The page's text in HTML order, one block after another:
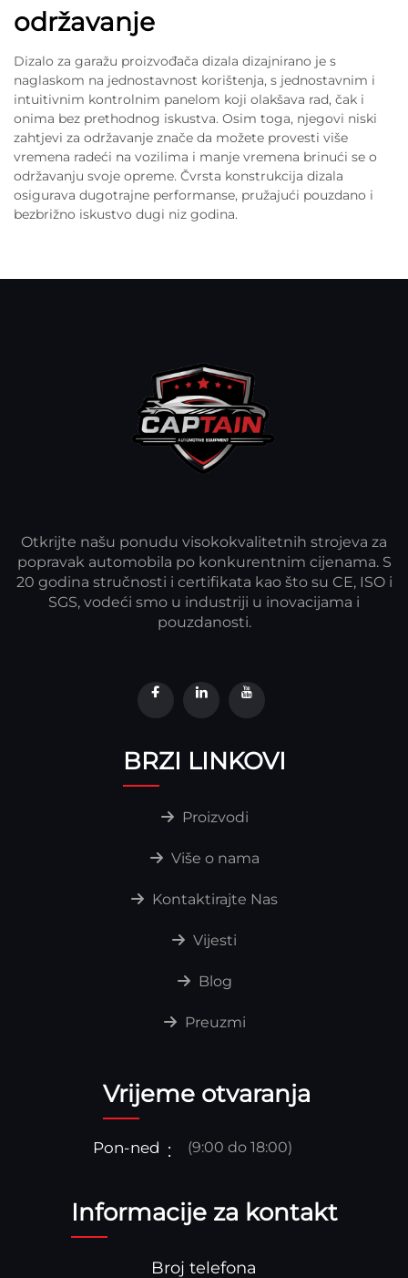
održavanje
Dizalo za garažu proizvođača dizala dizajnirano je s
naglaskom na jednostavnost korištenja, s jednostavnim i
intuitivnim kontrolnim panelom koji olakšava rad, čak i
onima bez prethodnog iskustva. Osim toga, njegovi niski
zahtjevi za održavanje znače da možete provesti više
vremena radeći na vozilima i manje vremena brinući se o
održavanju svoje opreme. Čvrsta konstrukcija dizala
osigurava dugotrajne performanse, pružajući pouzdano i
bezbrižno iskustvo dugi niz godina.
Otkrijte našu ponudu visokokvalitetnih strojeva za
popravak automobila po konkurentnim cijenama. S
20 godina stručnosti i certifikata kao što su CE, ISO i
SGS, vodeći smo u industriji u inovacijama i
pouzdanosti.
BRZI LINKOVI
Proizvodi
Više o nama
Kontaktirajte Nas
Vijesti
Blog
Preuzmi
Vrijeme otvaranja
Pon-ned (9:00 do 18:00)
Informacije za kontakt
Broj telefona